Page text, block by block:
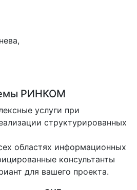
РИНКОМ
услуги при
структурированных
областях информационных
консультанты
для вашего проекта.